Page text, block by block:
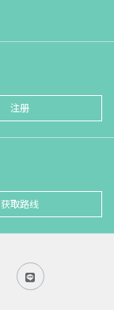
注册
获取路线